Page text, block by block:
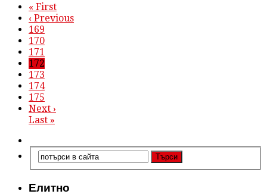
« First
‹ Previous
169
170
171
172
173
174
175
Next ›
Last »
Елитно